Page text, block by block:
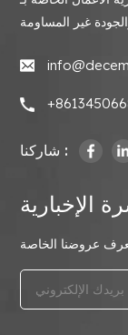
شاركنا :
الإخبارية